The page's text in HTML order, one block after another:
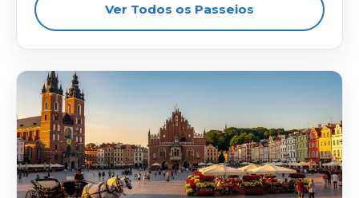
Ver Todos os Passeios